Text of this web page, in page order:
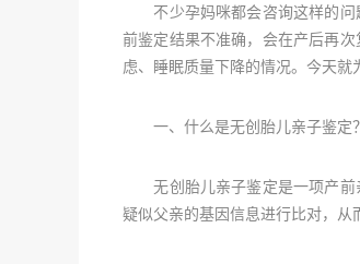
不少孕妈咪都会咨询这样的问
前鉴定结果不准确，会在产后再
虑、睡眠质量下降的情况。今天就
一、什么是无创胎儿亲子鉴定？
无创胎儿亲子鉴定是一项产前
疑似父亲的基因信息进行比对，从